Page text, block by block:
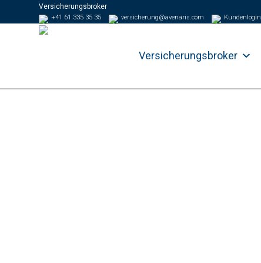
Versicherungsbroker
+41 61 335 35 35 versicherung@avenaris.com Kundenlogin
Versicherungsbroker